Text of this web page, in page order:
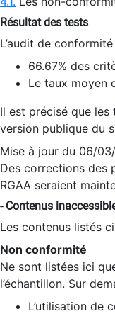
Résultat des tests
L’audit de
66.67% des
Le taux moyen
Il est précisé que
version publique du
Mise à jour du 06/
Des corrections des
RGAA seraient
- Contenus
Les contenus listés
Non conformité
Ne sont listées ici
l’échantillon. Sur
L’utilisation de